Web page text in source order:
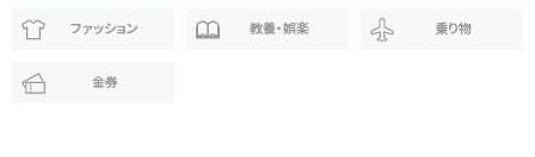
ファッション 教養・娯楽 乗り物
金券